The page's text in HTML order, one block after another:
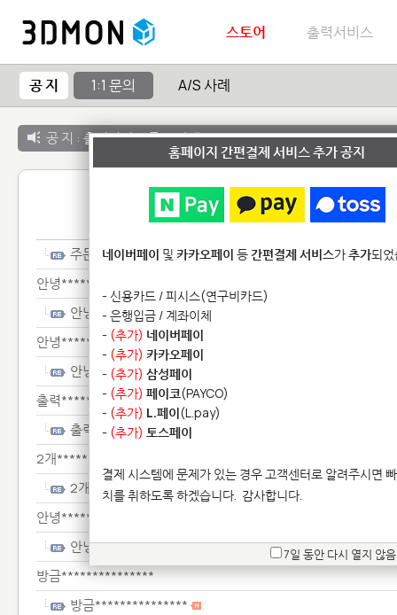
스토어 출력서비스
공 지 1:1 문의 A/S 사례
공 지 : 출력서비스 종료 안내
1:1 문
주문**************
안녕*****************
안녕*****************
안녕*******************
안녕*******************
출력**********
출력**********
2개***********************
2개***********************
안녕********************
안녕********************
방금***************
방금***************
홈페이지 간편결제 서비스 추가 공지
네이버페이 및 카카오페이 등간편결제 서비스가추가되
- 신용카드 / 피시스(연구비카드)
- 은행입금 / 계좌이체
- (추가) 네이버페이
- (추가) 카카오페이
- (추가) 삼성페이
- (추가) 페이코(PAYCO)
- (추가) L.페이(L.pay)
- (추가) 토스페이
결제 시스템에 문제가 있는 경우 고객센터로 알려주시면
치를 취하도록 하겠습니다. 감사합니다.
7일 동안 다시 열지 않음